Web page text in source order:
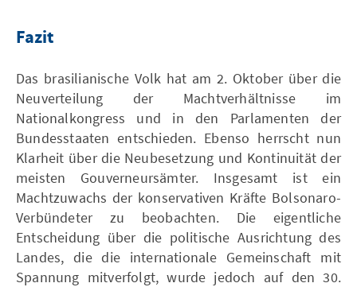
Fazit
Das brasilianische Volk hat am 2. Oktober über die
Neuverteilung der Machtverhältnisse im
Nationalkongress und in den Parlamenten der
Bundesstaaten entschieden. Ebenso herrscht nun
Klarheit über die Neubesetzung und Kontinuität der
meisten Gouverneursämter. Insgesamt ist ein
Machtzuwachs der konservativen Kräfte Bolsonaro-
Verbündeter zu beobachten. Die eigentliche
Entscheidung über die politische Ausrichtung des
Landes, die die internationale Gemeinschaft mit
Spannung mitverfolgt, wurde jedoch auf den 30.